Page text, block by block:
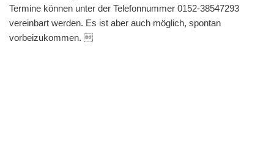
Termine können unter der Telefonnummer 0152-38547293
vereinbart werden. Es ist aber auch möglich, spontan
vorbeizukommen. 